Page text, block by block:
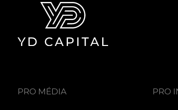
PRO MÉDIA PRO